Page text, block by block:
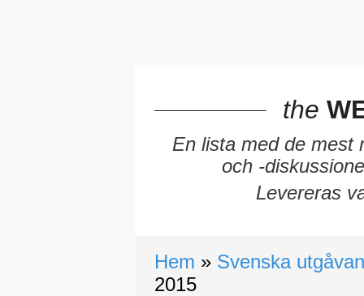
the
En lista med de mest
och -
Levereras
Hem
Svenska
2015